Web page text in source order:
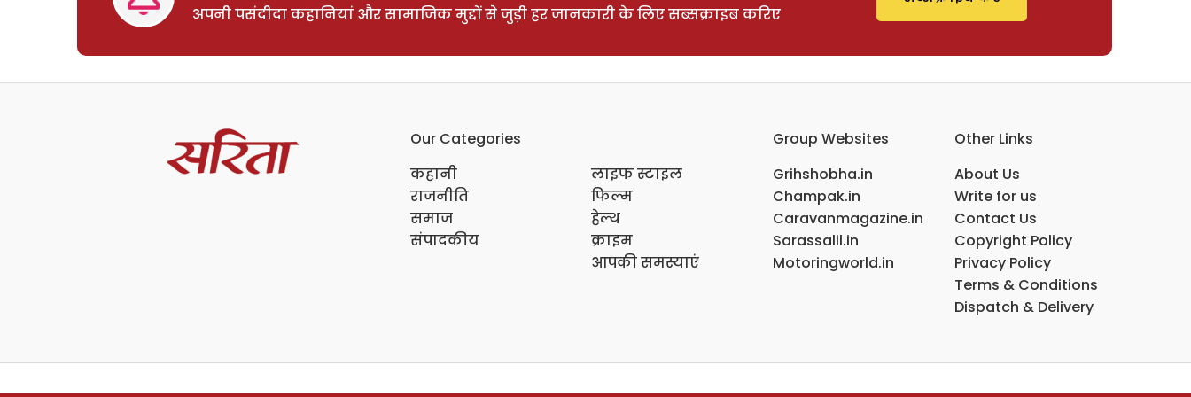
अपनी पसंदीदा कहानियां और सामाजिक मुद्दों से जुड़ी हर जानकारी के लिए सब्सक्राइब करिए
Our Categories
कहानी
राजनीति
समाज
संपादकीय
लाइफ स्टाइल
फिल्म
हेल्थ
क्राइम
आपकी समस्याएं
Group Websites
Grihshobha.in
Champak.in
Caravanmagazine.in
Sarassalil.in
Motoringworld.in
Other Links
About Us
Write for us
Contact Us
Copyright Policy
Privacy Policy
Terms & Conditions
Dispatch & Delivery